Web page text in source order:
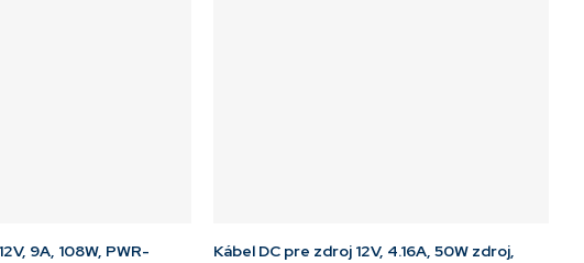
9A, 108W, PWR-
Kábel DC pre zdroj 12V, 4.16A, 50W zdroj,